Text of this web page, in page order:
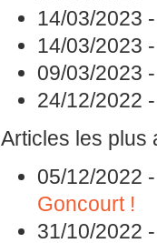
24/12/2022
Articles les
05/12/2022
31/10/2022
30/10/2022
30/10/2022
28/10/2022